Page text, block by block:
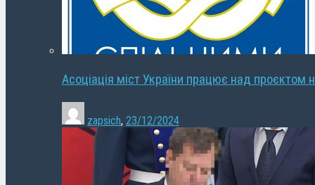
Асоціація міст України працює над проєктом
zapsich, 23/12/2024